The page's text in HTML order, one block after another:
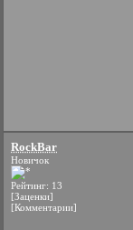
RockBar
Новичок
Рейтинг: 13
[Заценки]
[Комментарии]